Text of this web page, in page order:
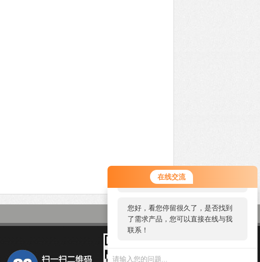
在线交流
您好！欢迎前来咨询，很高兴为您
服务，请问您要咨询什么问题呢？
您好，看您停留很久了，是否找到
了需求产品，您可以直接在线与我
联系！